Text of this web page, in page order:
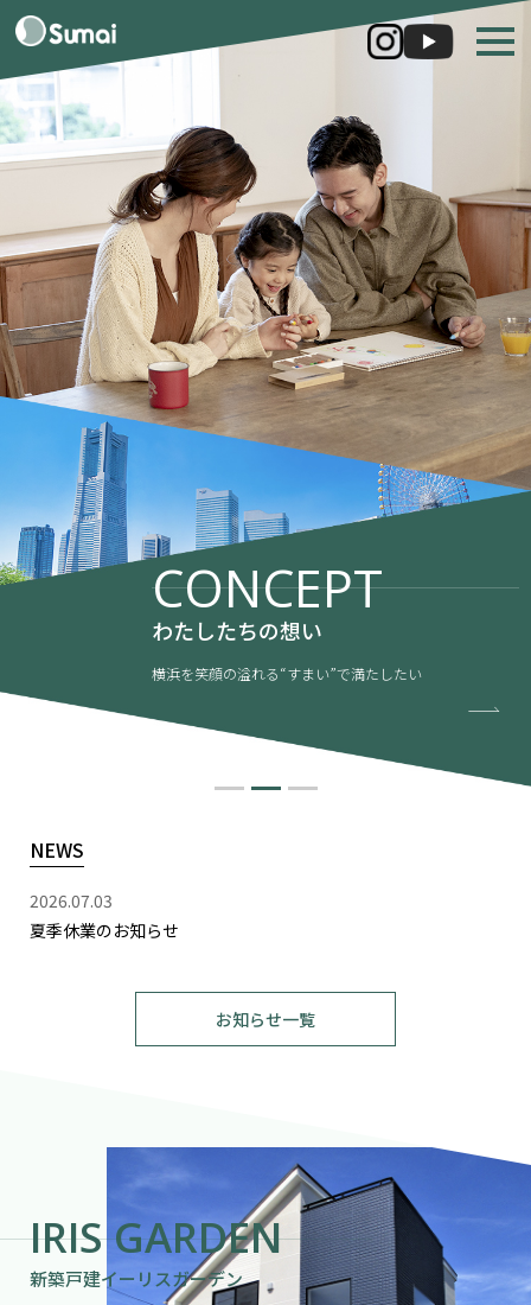
CONCEPT
わたしたちの想い
横浜を笑顔の溢れる“すまい”で満たしたい
NEWS
2026.07.03
夏季休業のお知らせ
お知らせ一覧
IRIS GARDEN
新築戸建イーリスガーデン